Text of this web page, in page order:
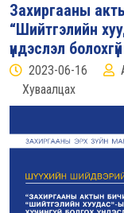
Захиргааны
“Шийтгэлийн
үндэслэл болохгүй
2023-06-16
Хуваалцах